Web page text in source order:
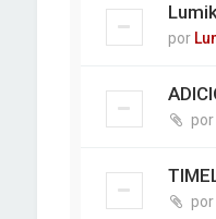
por
por
por